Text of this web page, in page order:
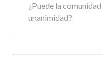
¿Puede la
unanimidad?